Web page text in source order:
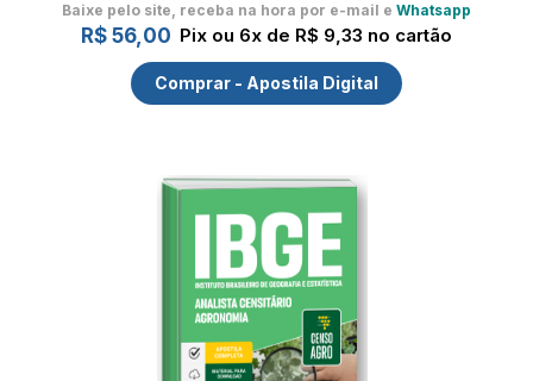
Baixe pelo site, receba na hora por e-mail e Whatsapp
R$ 56,00 Pix ou 6x de R$ 9,33 no cartão
Comprar - Apostila Digital